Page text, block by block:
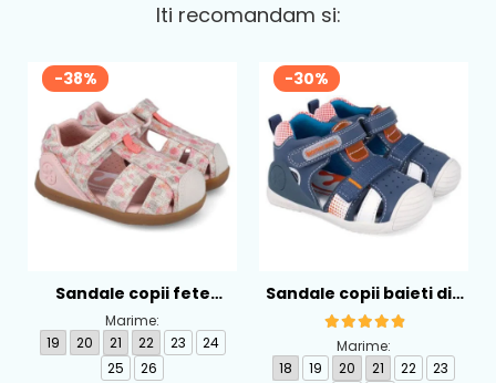
Iti recomandam si:
-38%
Sandale copii fete
calapod lat din textil
Biomecanics, Roz -
262193-A103
Marime:
19
20 21 22 23
24
25
26
-30%
Sandale copii baieti din
piele Biomecanics,
Albastru - 262124-A556
Marime:
18
19 20 21 22
23